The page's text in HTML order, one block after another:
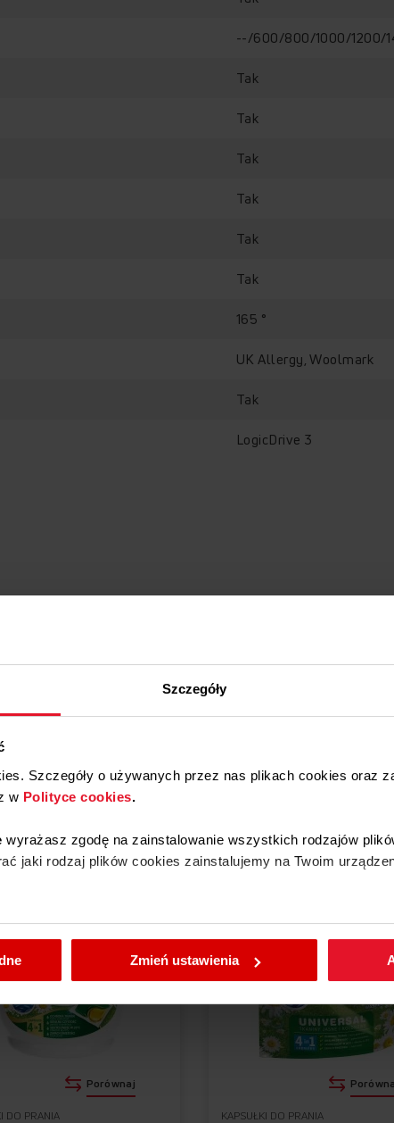
Szczegóły
Szczegóły o używanych przez nas plikach cookies oraz
w Polityce cookies.
wyrażasz zgodę na zainstalowanie wszystkich rodzajów
jaki rodzaj plików cookies zainstalujemy na Twoim
wybrane przez Ciebie ustawienia plików cookies wchodząc
Zmień ustawienia
--/600/800/1000/1200/
Tak
Tak
Tak
Tak
Tak
Tak
165 °
UK Allergy, Woolmark
Tak
LogicDrive 3
i części
DO PRANIA
Porównaj
KAPSUŁKI DO PRANIA